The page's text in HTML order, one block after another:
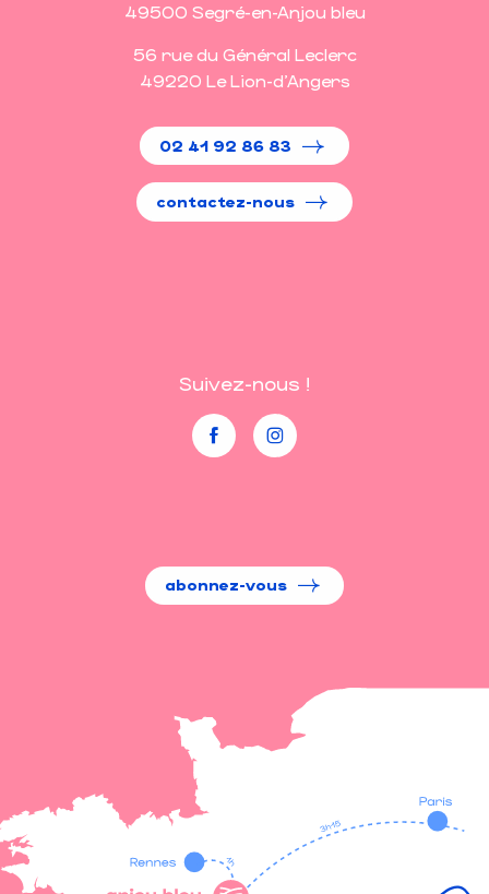
49500 Segré-en-Anjou bleu
56 rue du Général Leclerc
49220 Le Lion-d'Angers
02 41 92 86 83
contactez-nous
Suivez-nous !
abonnez-vous